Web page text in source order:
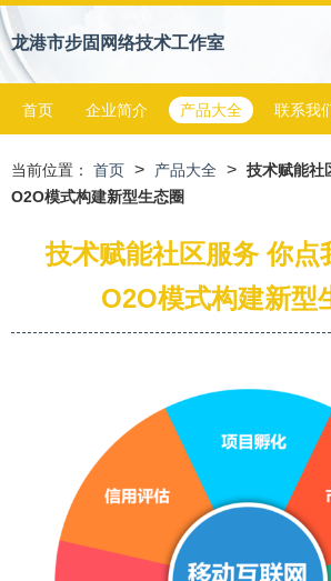
龙港市步固网络技术工作室
首页 企业简介 产品大全 联系我
当前位置： 首页 > 产品大全 > 技术赋能社
O2O模式构建新型生态圈
技术赋能社区服务 你点
O2O模式构建新型